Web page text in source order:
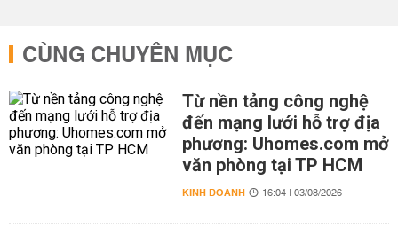
CÙNG CHUYÊN MỤC
Từ nền tảng công nghệ
đến mạng lưới hỗ trợ địa
phương: Uhomes.com mở
văn phòng tại TP HCM
KINH DOANH 16:04 | 03/08/2026